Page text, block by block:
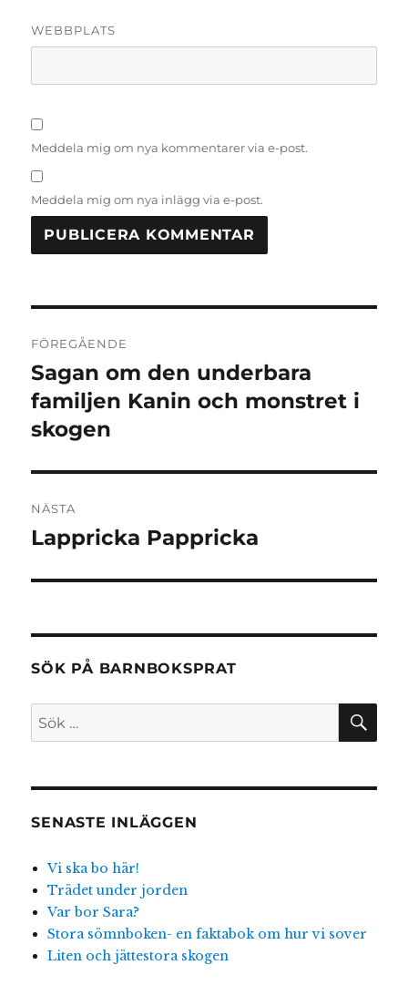
WEBBPLATS
Meddela mig om nya kommentarer via e-post.
Meddela mig om nya inlägg via e-post.
FÖREGÅENDE
Föregående
inlägg:
Sagan om den underbara
familjen Kanin och monstret i
skogen
NÄSTA
Nästa
Lappricka Pappricka
SÖK PÅ BARNBOKSPRAT
Sök
SENASTE INLÄGGEN
Vi ska bo här!
Trädet under jorden
Var bor Sara?
Stora sömnboken- en faktabok om hur vi sover
Liten och jättestora skogen